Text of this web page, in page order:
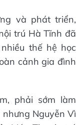
và phát triển,
trú Hà Tĩnh đã
thế hệ học
cảnh gia đình
phải sớm làm
Nguyễn Vì